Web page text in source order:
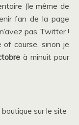
(le même de
fan de la page
pas Twitter !
course, sinon je
à minuit pour
sur le site